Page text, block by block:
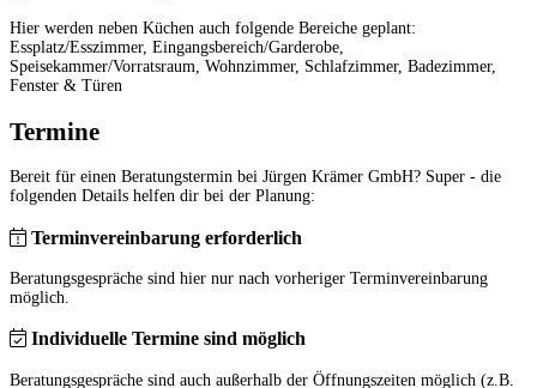
Hier werden neben Küchen auch folgende Bereiche geplant:
Essplatz/Esszimmer, Eingangsbereich/Garderobe,
Speisekammer/Vorratsraum, Wohnzimmer, Schlafzimmer, Badezimmer,
Fenster & Türen
Termine
Bereit für einen Beratungstermin bei Jürgen Krämer GmbH? Super - die
folgenden Details helfen dir bei der Planung:
Terminvereinbarung erforderlich
Beratungsgespräche sind hier nur nach vorheriger Terminvereinbarung
möglich.
Individuelle Termine sind möglich
Beratungsgespräche sind auch außerhalb der Öffnungszeiten möglich (z.B.